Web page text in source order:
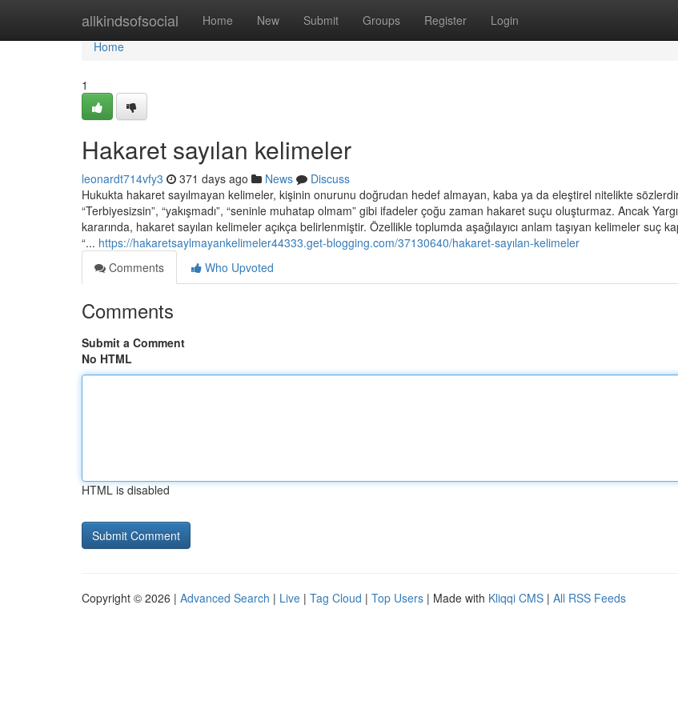
allkindsofsocial Home New Submit Groups Register Login
Home
Home
1
Hakaret sayılan kelimeler
leonardt714vfy3 371 days ago News
Discuss
Hukukta hakaret sayılmayan kelimeler, kişinin onurunu doğrudan hedef almayan, kaba ya da eleştirel nitelikte
“Terbiyesizsin”, “yakışmadı”, “seninle muhatap olmam” gibi ifadeler çoğu zaman hakaret suçu oluşturmaz. Ancak
kararında, hakaret sayılan kelimeler açıkça belirlenmiştir. Özellikle toplumda aşağılayıcı anlam taşıyan kelimeler suç
“... https://hakaretsaylmayankelimeler44333.get-blogging.com/37130640/hakaret-sayılan-kelimeler
Comments
Who Upvoted
Comments
Submit a Comment
No HTML
HTML is disabled
Copyright © 2026 | Advanced Search | Live | Tag Cloud | Top Users | Made with Kliqqi CMS | All RSS Feeds